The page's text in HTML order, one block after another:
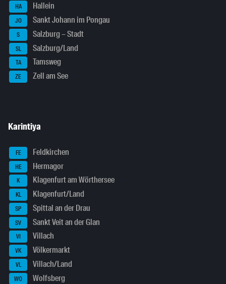
HA Hallein
JO Sankt Johann im Pongau
S Salzburg – Stadt
SL Salzburg/Land
TA Tamsweg
ZE Zell am See
Karintiya
FE Feldkirchen
HE Hermagor
K Klagenfurt am Wörthersee
KL Klagenfurt/Land
SP Spittal an der Drau
SV Sankt Veit an der Glan
VI Villach
VK Völkermarkt
VL Villach/Land
WO Wolfsberg